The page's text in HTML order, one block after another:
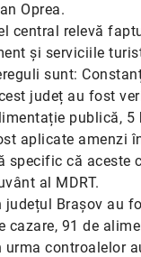
Oprea.
central relevă
și serviciile
sunt:
județ au fost
publică, 5
aplicate amenzi
specific că aceste
al MDRT.
județul Brașov au
cazare, 91 de
urma controalelor